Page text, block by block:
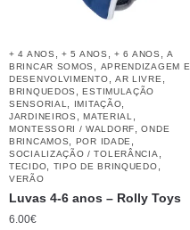
+ 4 ANOS ,+ 5 ANOS ,+ 6 ANOS ,A
BRINCAR SOMOS
APRENDIZAGEM E
DESENVOLVIMENTO
AR LIVRE
BRINQUEDOS ,ESTIMULAÇÃO
SENSORIAL
IMITAÇÃO
JARDINEIROS ,MATERIAL
MONTESSORI / WALDORF ,ONDE
BRINCAMOS
POR IDADE
SOCIALIZAÇÃO / TOLERÂNCIA
TECIDO TIPO DE BRINQUEDO
VERÃO
Luvas 4-6 anos – Rolly Toys
6.00€